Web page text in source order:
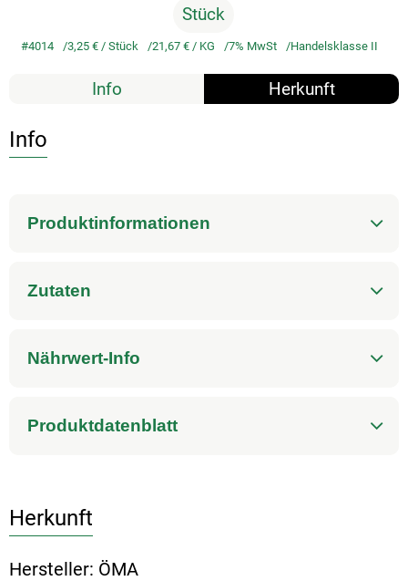
Stück
#4014 3,25 € / Stück 21,67 € / KG 7% MwSt Handelsklasse II
Info Herkunft
Info
Produktinformationen
Zutaten
Nährwert-Info
Produktdatenblatt
Herkunft
Hersteller: ÖMA